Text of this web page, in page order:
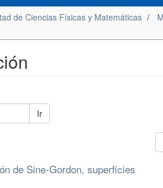
de Ciencias Físicas y Matemáticas
Ir
de Sine-Gordon, superficies